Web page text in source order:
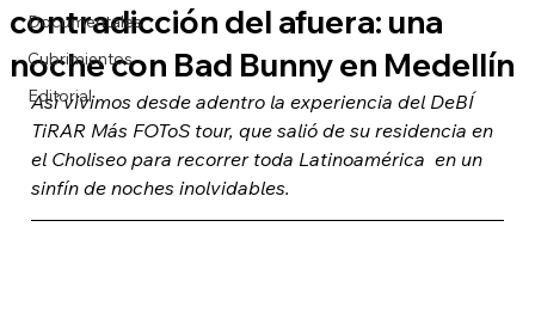
Documentales
Cubrimientos
Editorial
contradicción del afuera: una
noche con Bad Bunny en Medellín
Así vivimos desde adentro la experiencia del DeBÍ
TiRAR Más FOToS tour, que salió de su residencia en
el Choliseo para recorrer toda Latinoamérica  en un
sinfín de noches inolvidables.